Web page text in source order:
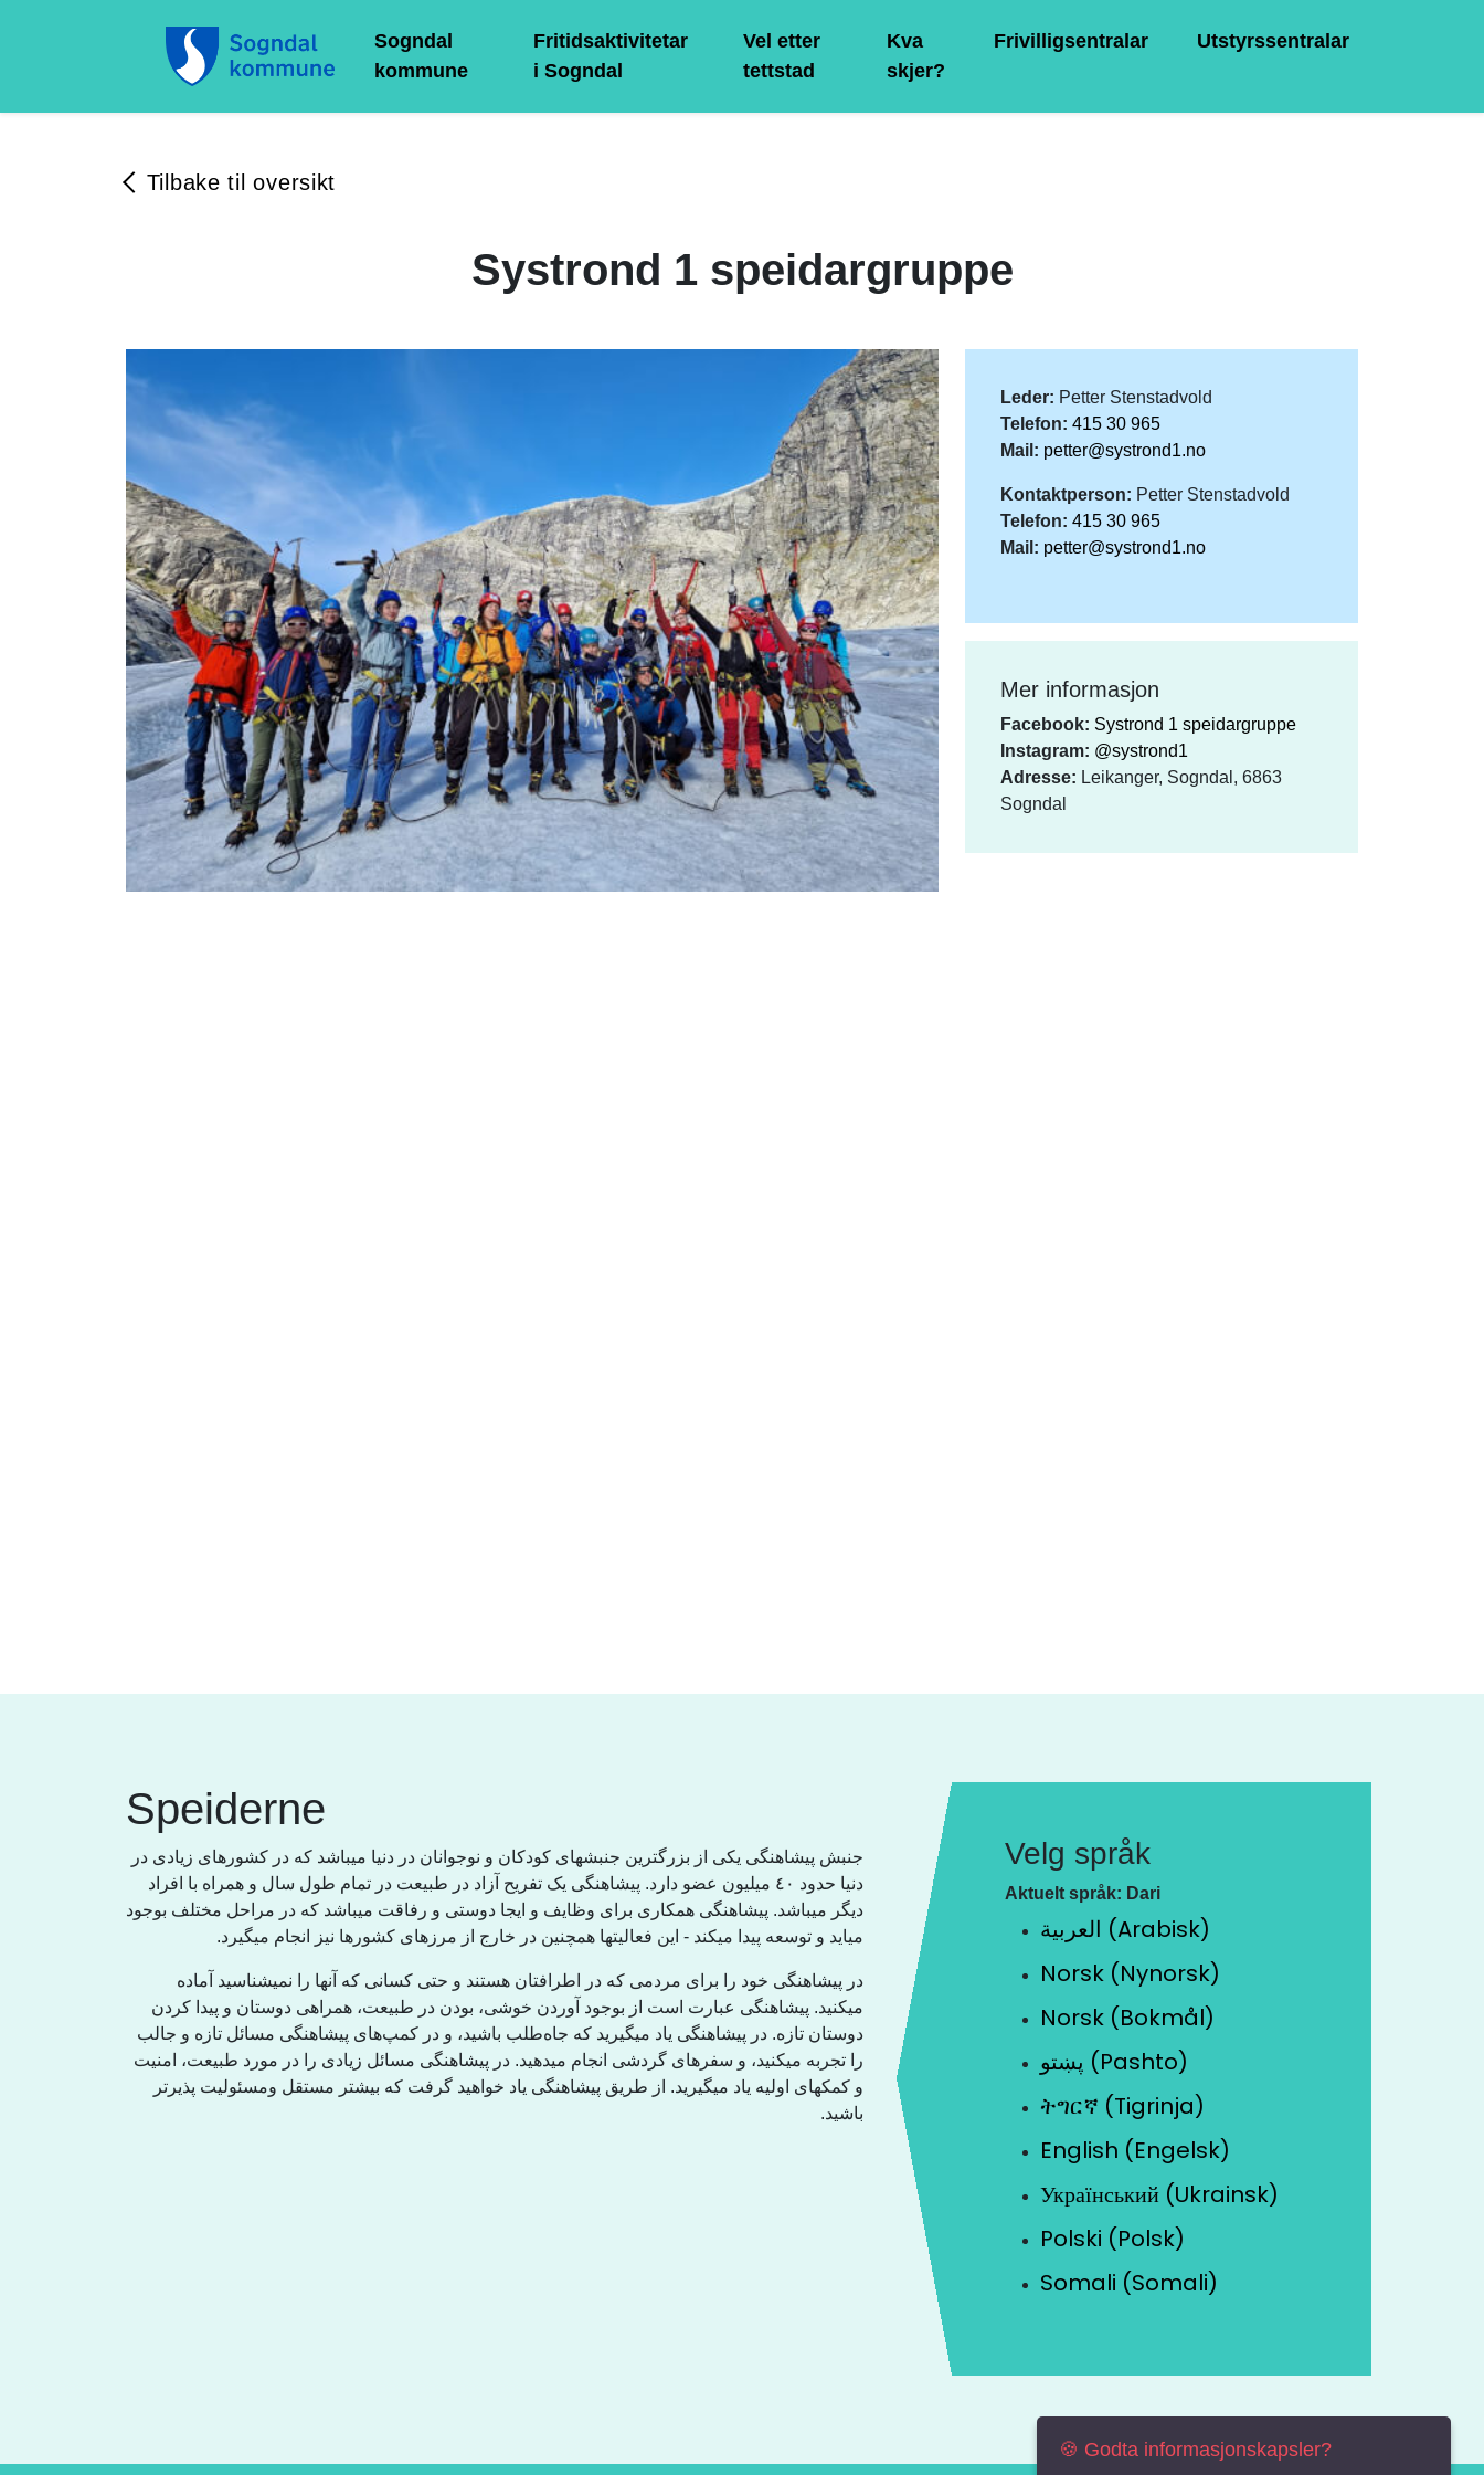
Sogndal
kommune
Fritidsaktivitetar
i Sogndal
Vel etter
tettstad
Kva
skjer?
Frivilligsentralar Utstyrssentralar
Tilbake til oversikt
Systrond 1 speidargruppe
Leder: Petter Stenstadvold
Telefon: 415 30 965
Mail: petter@systrond1.no
Kontaktperson: Petter Stenstadvold
Telefon: 415 30 965
Mail: petter@systrond1.no
Mer informasjon
Facebook: Systrond 1 speidargruppe
Instagram: @systrond1
Adresse: Leikanger, Sogndal, 6863
Sogndal
Speiderne
جنبش پیشاهنگی یکی از بزرگترین جنبشهای کودکان و نوجوانان در دنیا میباشد کە در کشورهای زیادی در
دنیا حدود ٤٠ میلیون عضو دارد. پیشاهنگی یک تفریح آزاد در طبیعت در تمام طول سال و همراە با افراد
دیگر میباشد. پیشاهنگی همکاری برای وظایف و ایجا دوستی و رفاقت میباشد کە در مراحل مختلف بوجود
میاید و توسعە پیدا میکند - این فعالیتها همچنین در خارج از مرزهای کشورها نیز انجام میگیرد.
در پیشاهنگی خود را برای مردمی کە در اطرافتان هستند و حتی کسانی کە آنها را نمیشناسید آمادە
میکنید. پیشاهنگی عبارت است از بوجود آوردن خوشی، بودن در طبیعت، همراهی دوستان و پیدا کردن
دوستان تازە. در پیشاهنگی یاد میگیرید کە جاەطلب باشید، و در کمپ‌های پیشاهنگی مسائل تازە و جالب
را تجربە میکنید، و سفرهای گردشی انجام میدهید. در پیشاهنگی مسائل زیادی را در مورد طبیعت، امنیت
و کمکهای اولیە یاد میگیرید. از طریق پیشاهنگی یاد خواهید گرفت کە بیشتر مستقل ومسئولیت پذیرتر
باشید.
Velg språk
Aktuelt språk: Dari
العربية (Arabisk)
Norsk (Nynorsk)
Norsk (Bokmål)
پښتو (Pashto)
ትግርኛ (Tigrinja)
English (Engelsk)
Український (Ukrainsk)
Polski (Polsk)
Somali (Somali)
🍪 Godta informasjonskapsler?